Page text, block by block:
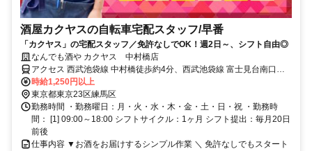
酒屋カクヤスの自転車宅配スタッフ/早番
「カクヤス」の宅配スタッフ／免許なしでOK！週2日～、シフト自由◎
なんでも酒や カクヤス 中村橋店
アクセス 西武池袋線 中村橋徒歩約4分、西武池袋線 富士見台南口徒
歩約14分、西武豊島線 豊島園〔西武線〕徒歩約15分 ※マイカー
（車・バイク）通勤不可
時給1,250円以上
東京都東京23区練馬区
勤務時間 ・勤務曜日：月・火・水・木・金・土・日・祝 ・勤務時
間： [1] 09:00～18:00 シフトサイクル：1ヶ月 シフト提出：毎月20日
前後
仕事内容 ▼お酒をお届けするシンプル作業 ＼ 免許なしでもスタート